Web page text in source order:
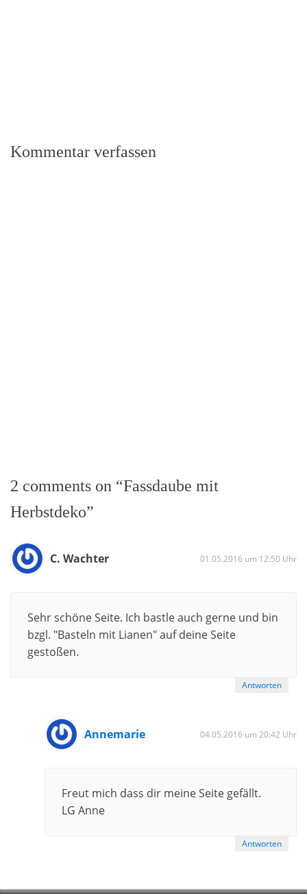
Kommentar verfassen
2 comments on “Fassdaube mit
Herbstdeko”
C. Wachter 01.05.2016 um 12:50 Uhr
Sehr schöne Seite. Ich bastle auch gerne und bin
bzgl. "Basteln mit Lianen" auf deine Seite
gestoßen.
Antworten
Annemarie 04.05.2016 um 20:42 Uhr
Freut mich dass dir meine Seite gefällt.
LG Anne
Antworten